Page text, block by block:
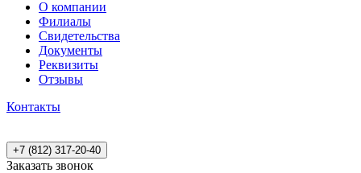
О компании
Филиалы
Свидетельства
Документы
Реквизиты
Отзывы
Контакты
+7 (812) 317-20-40
Заказать звонок